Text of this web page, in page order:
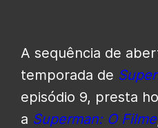
A sequência de
temporada de
episódio 9, presta
a Superman: O Filme